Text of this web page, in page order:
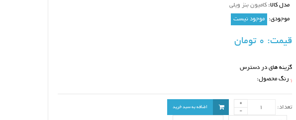
مدل کالا: کامیون بنز ویلی
موجودی: موجود نیست
قیمت:
گزینه های در دسترس
* رنگ محصول:
تعداد: اضافه به سبد خرید